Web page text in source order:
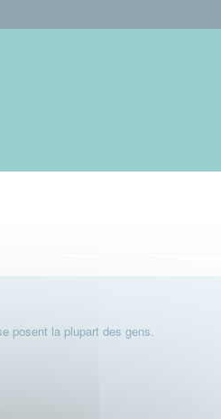
posent la plupart des gens.